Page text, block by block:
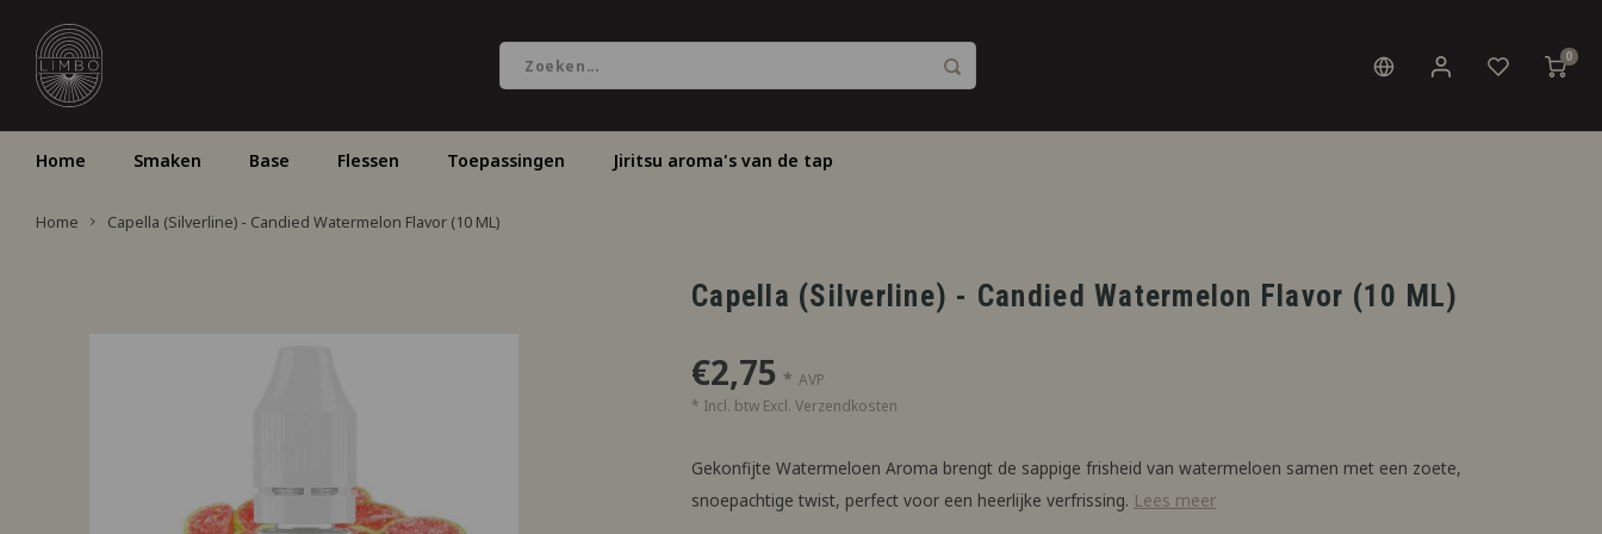
0
Home Smaken Base Flessen Toepassingen Jiritsu aroma's van de tap
Home Capella (Silverline) - Candied Watermelon Flavor (10 ML)
Capella (Silverline) - Candied Watermelon Flavor (10 ML)
€2,75 * AVP
* Incl. btw Excl. Verzendkosten
Gekonfijte Watermeloen Aroma brengt de sappige frisheid van watermeloen samen met een zoete,
snoepachtige twist, perfect voor een heerlijke verfrissing. Lees meer